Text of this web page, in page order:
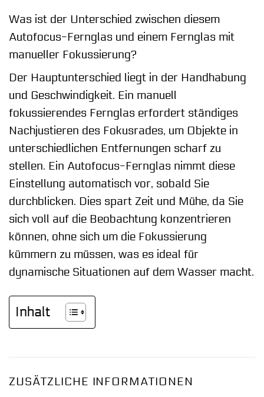
Was ist der Unterschied zwischen diesem
Autofocus-Fernglas und einem Fernglas mit
manueller Fokussierung?
Der Hauptunterschied liegt in der Handhabung
und Geschwindigkeit. Ein manuell
fokussierendes Fernglas erfordert ständiges
Nachjustieren des Fokusrades, um Objekte in
unterschiedlichen Entfernungen scharf zu
stellen. Ein Autofocus-Fernglas nimmt diese
Einstellung automatisch vor, sobald Sie
durchblicken. Dies spart Zeit und Mühe, da Sie
sich voll auf die Beobachtung konzentrieren
können, ohne sich um die Fokussierung
kümmern zu müssen, was es ideal für
dynamische Situationen auf dem Wasser macht.
Inhalt
ZUSÄTZLICHE INFORMATIONEN